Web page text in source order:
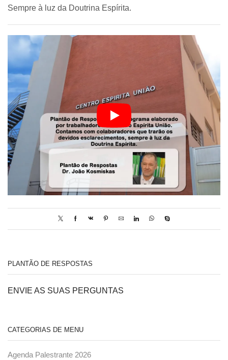
Sempre à luz da Doutrina Espírita.
PLANTÃO DE RESPOSTAS
ENVIE AS SUAS PERGUNTAS
CATEGORIAS DE MENU
Agenda Palestrante 2026